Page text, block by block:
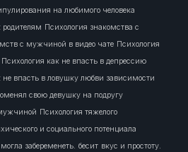
на любимого человека
родителям Психология знакомства с
с мужчиной в видео чате Психология
Психология как не впасть в депрессию
не впасть в ловушку любви зависимости
свою девушку на подругу
Психология тяжелого
и социального потенциала
забеременеть. бесит вкус и простоту.